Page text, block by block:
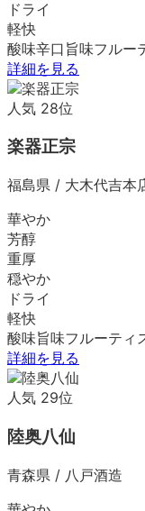
ドライ
軽快
酸味辛口 旨味フルー
詳細を見る
人気 28位
楽器正宗
福島県 / 大木代吉本
華やか
芳醇
重厚
穏やか
ドライ
軽快
酸味旨味フルーティ
詳細を見る
人気 29位
陸奥八仙
青森県 / 八戸酒造